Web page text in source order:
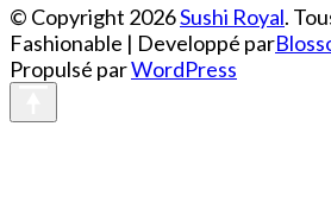
© Copyright 2026Sushi Royal.
Fashionable | Developpé par
Propulsé parWordPress